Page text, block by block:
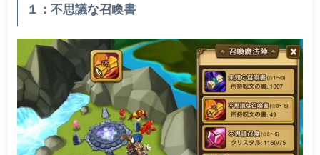
１：不思議な召喚書